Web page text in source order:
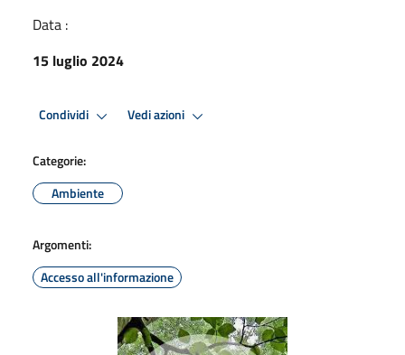
Data :
15 luglio 2024
Condividi Vedi azioni
Categorie:
Ambiente
Argomenti:
Accesso all'informazione